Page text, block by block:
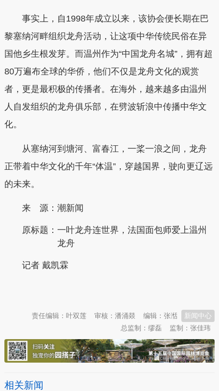
事实上，自1998年成立以来，该协会便长期在巴
黎塞纳河畔组织龙舟活动，让这项中华传统民俗在异
国他乡生根发芽。而温州作为“中国龙舟名城”，拥有超
80万遍布全球的华侨，他们不仅是龙舟文化的观赏
者，更是最积极的传播者。在海外，越来越多由温州
人自发组织的龙舟俱乐部，在劈波斩浪中传播中华文
化。
从塞纳河到塘河、富春江，一桨一浪之间，龙舟
正带着中华文化的千年“体温”，穿越国界，驶向更辽远
的未来。
来 源：潮新闻
原标题： 一叶龙舟连世界，法国面包师爱上温州
龙舟
记者 戴凯霖
新闻中心
编辑：张湉
审核：潘涌燚
责任编辑：叶双莲
监制：张佳玮
总监制：缪磊
相关新闻